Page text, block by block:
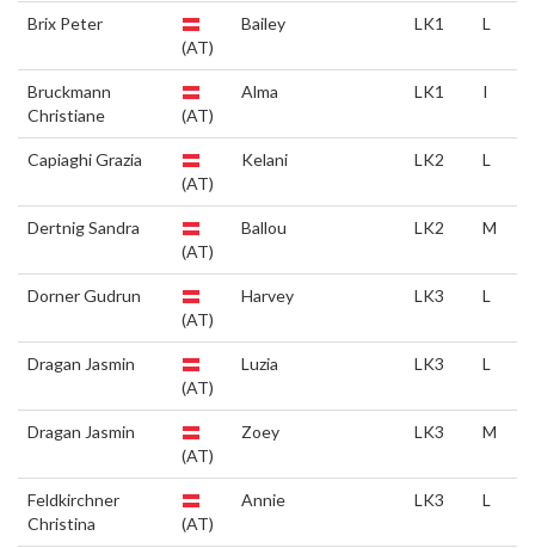
Brix Peter
(AT)
Bailey LK1 L
Bruckmann
Christiane
(AT)
Alma LK1 I
Capiaghi Grazia
(AT)
Kelani LK2 L
Dertnig Sandra
(AT)
Ballou LK2 M
Dorner Gudrun
(AT)
Harvey LK3 L
Dragan Jasmin
(AT)
Luzia LK3 L
Dragan Jasmin
(AT)
Zoey LK3 M
Feldkirchner
Christina
(AT)
Annie LK3 L